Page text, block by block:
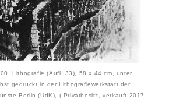
Lithografie (Aufl.:33), 58 x 44 cm, unter
gedruckt in der Lithografiewerkstatt der
Berlin (UdK), ( Privatbesitz, verkauft 2017